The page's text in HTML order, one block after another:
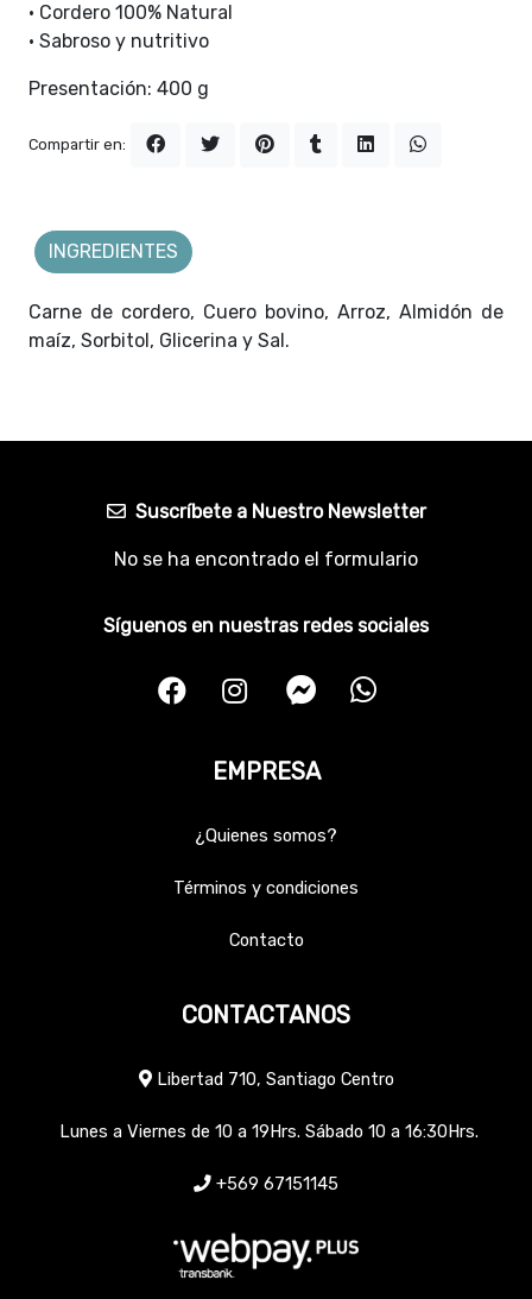
• Cordero 100% Natural
• Sabroso y nutritivo
Presentación: 400 g
Compartir en:
Carne de cordero, Cuero bovino, Arroz, Almidón de
maíz, Sorbitol, Glicerina y Sal.
INGREDIENTES
Suscríbete a Nuestro Newsletter
No se ha encontrado el formulario
Síguenos en nuestras redes sociales
EMPRESA
¿Quienes somos?
Términos y condiciones
Contacto
CONTACTANOS
Libertad 710, Santiago Centro
Lunes a Viernes de 10 a 19Hrs. Sábado 10 a 16:30Hrs.
+569 67151145